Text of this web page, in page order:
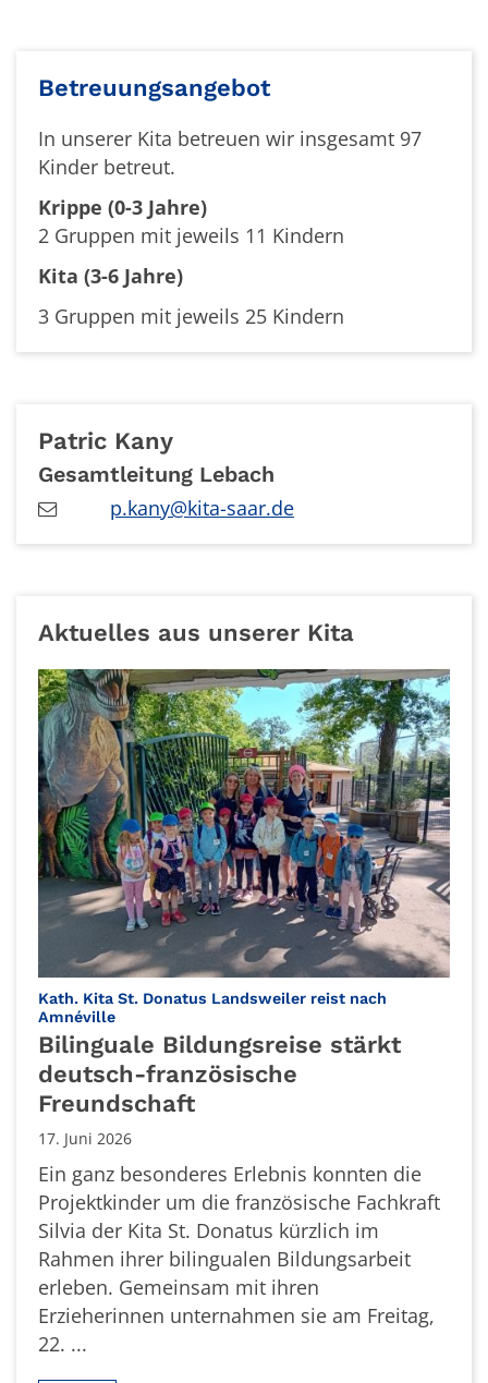
Betreuungsangebot
In unserer Kita betreuen wir insgesamt 97
Kinder betreut.
Krippe (0-3 Jahre)
2 Gruppen mit jeweils 11 Kindern
Kita (3-6 Jahre)
3 Gruppen mit jeweils 25 Kindern
Patric Kany
Gesamtleitung Lebach
p.kany@kita-saar.de
Aktuelles aus unserer Kita
Kath. Kita St. Donatus Landsweiler reist nach
Amnéville:
Bilinguale Bildungsreise stärkt
deutsch-französische
Freundschaft
17. Juni 2026
Ein ganz besonderes Erlebnis konnten die
Projektkinder um die französische Fachkraft
Silvia der Kita St. Donatus kürzlich im
Rahmen ihrer bilingualen Bildungsarbeit
erleben. Gemeinsam mit ihren
Erzieherinnen unternahmen sie am Freitag,
22. ...